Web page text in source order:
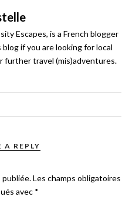
Escapes, is a French blogger
if you are looking for local
further travel (mis)adventures.
A REPLY
publiée.Les champs obligatoires
avec *